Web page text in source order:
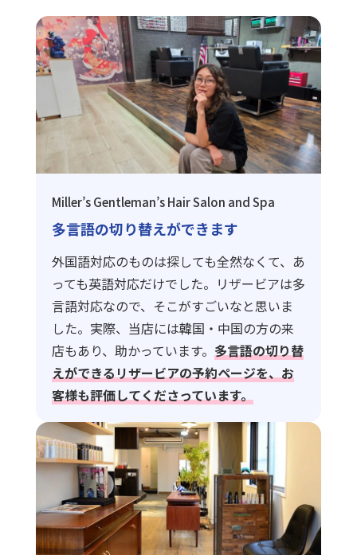
Miller’s Gentleman’s Hair Salon and Spa
多言語の切り替えができます
外国語対応のものは探しても全然なくて、あ
っても英語対応だけでした。リザービアは多
言語対応なので、そこがすごいなと思いま
した。実際、当店には韓国・中国の方の来
店もあり、助かっています。 多言語の切り替
えができるリザービアの予約ページを、お
客様も評価してくださっています。